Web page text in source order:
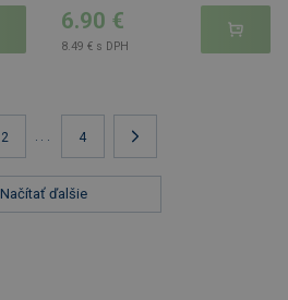
6.90 €
8.49 € s DPH
Načítať ďalšie
2 ... 4